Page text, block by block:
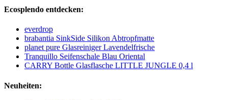
Ecosplendo entdecken:
everdrop
brabantia SinkSide Silikon Abtropfmatte
planet pure Glasreiniger Lavendelfrische
Tranquillo Seifenschale Blau Oriental
CARRY Bottle Glasflasche LITTLE JUNGLE 0,4 l
Neuheiten: